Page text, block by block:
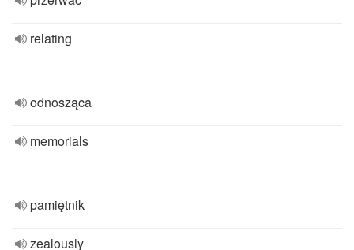
relating
odnosząca
memorials
pamiętnik
zealously